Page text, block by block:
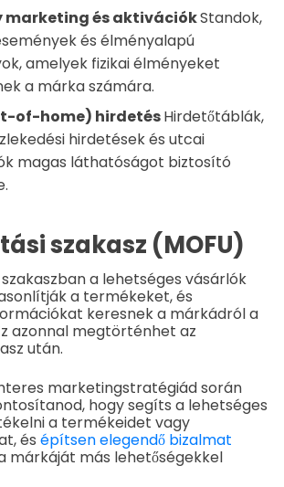
marketing és aktivációkStandok,
és élményalapú
amelyek fizikai élményeket
a márka számára.
of-home) hirdetésHirdetőtáblák,
hirdetések és utcai
magas láthatóságot biztosító
szakasz (MOFU)
a lehetséges vásárlók
a termékeket, és
keresnek a márkádról a
azonnal megtörténhet az
után.
marketingstratégiád során
hogy segíts a lehetséges
a termékeidet vagy
és építsen elegendő bizalmat
márkáját más lehetőségekkel